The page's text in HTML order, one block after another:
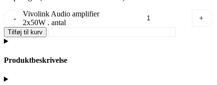
-
Vivolink Audio amplifier
2x50W . antal
+
Tilføj til kurv
Produktbeskrivelse